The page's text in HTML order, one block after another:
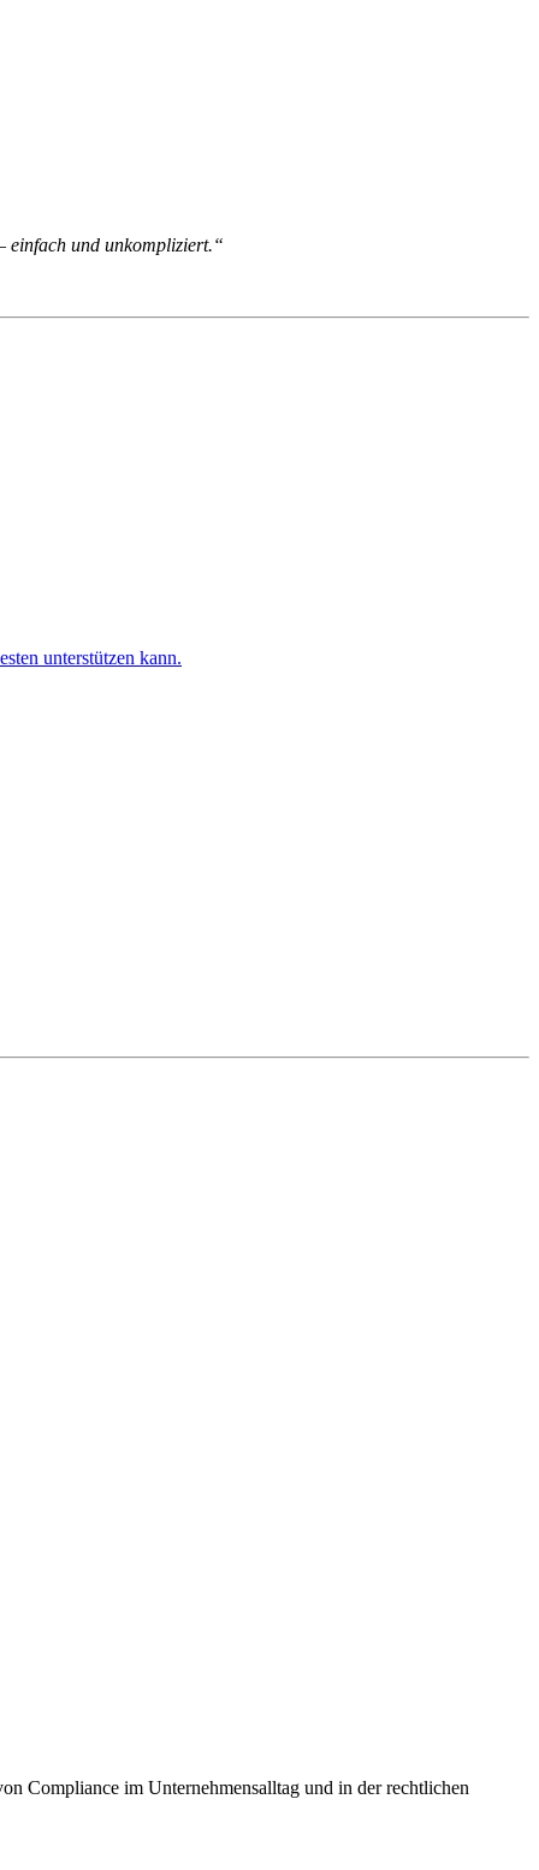
einfach und unkompliziert.“
unterstützen kann.
Compliance im Unternehmensalltag und in der rechtlichen